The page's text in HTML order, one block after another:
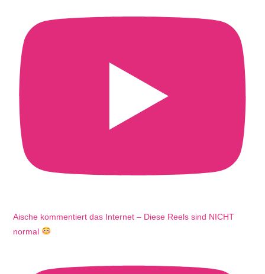
Aische kommentiert das Internet – Diese Reels sind NICHT
normal